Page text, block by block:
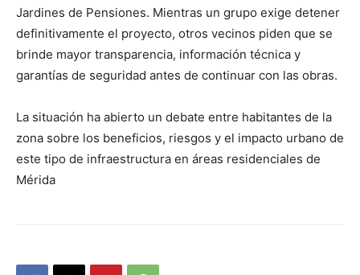
Jardines de Pensiones. Mientras un grupo exige detener
definitivamente el proyecto, otros vecinos piden que se
brinde mayor transparencia, información técnica y
garantías de seguridad antes de continuar con las obras.
La situación ha abierto un debate entre habitantes de la
zona sobre los beneficios, riesgos y el impacto urbano de
este tipo de infraestructura en áreas residenciales de
Mérida